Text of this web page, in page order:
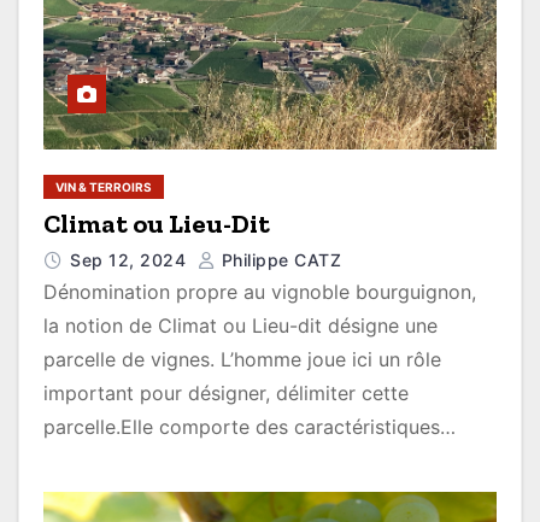
VIN & TERROIRS
Climat ou Lieu-Dit
Sep 12, 2024 Philippe CATZ
Dénomination propre au vignoble bourguignon,
la notion de Climat ou Lieu-dit désigne une
parcelle de vignes. L’homme joue ici un rôle
important pour désigner, délimiter cette
parcelle.Elle comporte des caractéristiques…